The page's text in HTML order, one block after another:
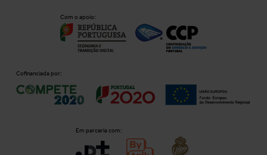
Com o apoio:
Cofinanciada por:
Em parceria com: